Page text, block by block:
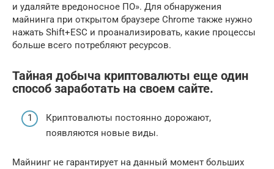
и удаляйте вредоносное ПО». Для обнаружения
майнинга при открытом браузере Chrome также нужно
нажать Shift+ESC и проанализировать, какие процессы
больше всего потребляют ресурсов.
Тайная добыча криптовалюты еще один
способ заработать на своем сайте.
Криптовалюты постоянно дорожают,
появляются новые виды.
Майнинг не гарантирует на данный момент больших